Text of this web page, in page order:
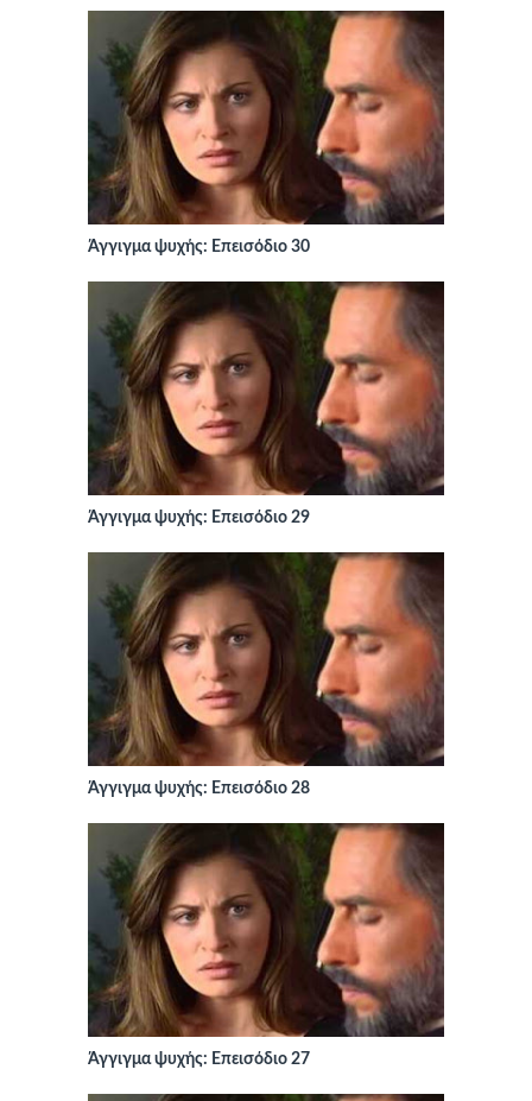
Άγγιγμα ψυχής: Επεισόδιο 30
Άγγιγμα ψυχής: Επεισόδιο 29
Άγγιγμα ψυχής: Επεισόδιο 28
Άγγιγμα ψυχής: Επεισόδιο 27